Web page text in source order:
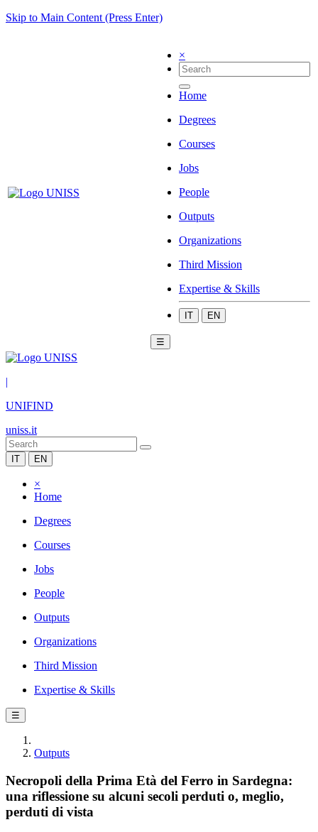
Skip to Main Content (Press Enter)
×
Home
Degrees
Courses
Jobs
People
Outputs
Organizations
Third Mission
Expertise & Skills
IT EN
☰
|
UNIFIND
uniss.it
IT EN
×
Home
Degrees
Courses
Jobs
People
Outputs
Organizations
Third Mission
Expertise & Skills
☰
Outputs
Necropoli della Prima Età del Ferro in Sardegna:
una riflessione su alcuni secoli perduti o, meglio,
perduti di vista